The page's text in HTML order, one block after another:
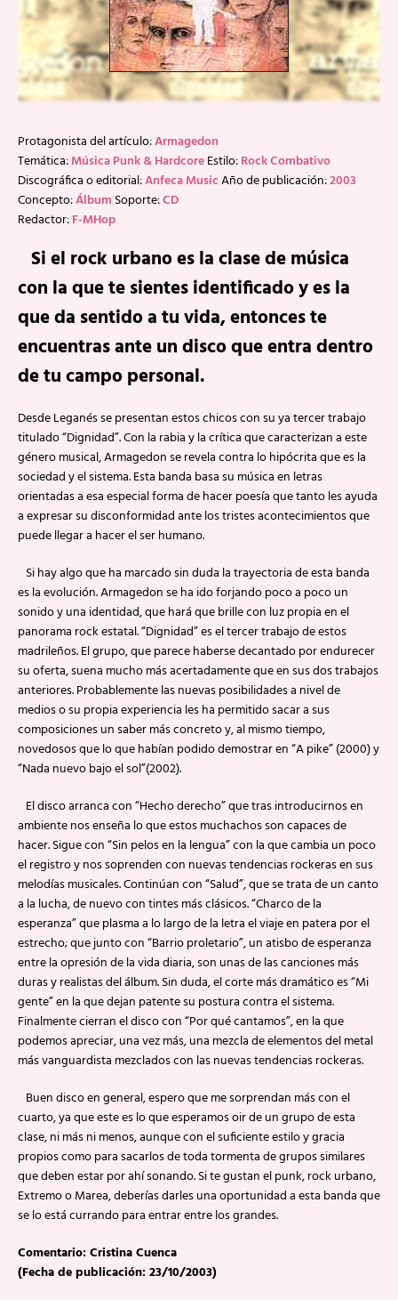
Protagonista del artículo:Armagedon
Temática:Música Punk & HardcoreEstilo:Rock Combativo
Discográfica o editorial:Anfeca MusicAño de publicación:2003
Concepto:Álbum Soporte:CD
Redactor:F-MHop
Si el rock urbano es la clase de música
con la que te sientes identificado y es la
que da sentido a tu vida, entonces te
encuentras ante un disco que entra dentro
de tu campo personal.
Desde Leganés se presentan estos chicos con su ya tercer trabajo
titulado “Dignidad”. Con la rabia y la crítica que caracterizan a este
género musical, Armagedon se revela contra lo hipócrita que es la
sociedad y el sistema. Esta banda basa su música en letras
orientadas a esa especial forma de hacer poesía que tanto les ayuda
a expresar su disconformidad ante los tristes acontecimientos que
puede llegar a hacer el ser humano.
Si hay algo que ha marcado sin duda la trayectoria de esta banda
es la evolución. Armagedon se ha ido forjando poco a poco un
sonido y una identidad, que hará que brille con luz propia en el
panorama rock estatal. “Dignidad” es el tercer trabajo de estos
madrileños. El grupo, que parece haberse decantado por endurecer
su oferta, suena mucho más acertadamente que en sus dos trabajos
anteriores. Probablemente las nuevas posibilidades a nivel de
medios o su propia experiencia les ha permitido sacar a sus
composiciones un saber más concreto y, al mismo tiempo,
novedosos que lo que habían podido demostrar en “A pike” (2000) y
“Nada nuevo bajo el sol”(2002).
El disco arranca con “Hecho derecho” que tras introducirnos en
ambiente nos enseña lo que estos muchachos son capaces de
hacer. Sigue con “Sin pelos en la lengua” con la que cambia un poco
el registro y nos soprenden con nuevas tendencias rockeras en sus
melodías musicales. Continúan con “Salud”, que se trata de un canto
a la lucha, de nuevo con tintes más clásicos. “Charco de la
esperanza” que plasma a lo largo de la letra el viaje en patera por el
estrecho; que junto con “Barrio proletario”, un atisbo de esperanza
entre la opresión de la vida diaria, son unas de las canciones más
duras y realistas del álbum. Sin duda, el corte más dramático es “Mi
gente” en la que dejan patente su postura contra el sistema.
Finalmente cierran el disco con “Por qué cantamos”, en la que
podemos apreciar, una vez más, una mezcla de elementos del metal
más vanguardista mezclados con las nuevas tendencias rockeras.
Buen disco en general, espero que me sorprendan más con el
cuarto, ya que este es lo que esperamos oir de un grupo de esta
clase, ni más ni menos, aunque con el suficiente estilo y gracia
propios como para sacarlos de toda tormenta de grupos similares
que deben estar por ahí sonando. Si te gustan el punk, rock urbano,
Extremo o Marea, deberías darles una oportunidad a esta banda que
se lo está currando para entrar entre los grandes.
Comentario: Cristina Cuenca
(Fecha de publicación: 23/10/2003)